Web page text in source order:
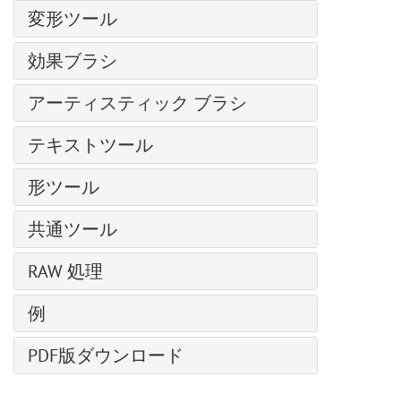
ブラシエディター: 楕円形
シャドウに関する効果
シャープ効果、二階調効果
様式化に関する効果
ディスト―ション
ぼかし効果
Points プラグイン
Enhancer プラグイン
Neon プラグイン
NatureArt プラグイン
LightShop プラグイン
HDRFactory プラグイン
AirBrush プラグイン
整列ツールのオプション
白黒による調整
ハイパス
レンズ補正
ノイズ
ページカール
ピクセル化
シャドウとハイライト
シャープ効果
テクスチャ塗りつぶし
二階調
内蔵 プラグイン
外部プラグイン
スプレーツール
再カラーブラシ
テクスチャブラシ
消しゴム
履歴ブラシ
塗りつぶし
グラデーションでの塗りつぶし
クローンスタンプ
カメレオン ブラシ
ぼかしツール
シャープツール
指先ツール
覆い焼きツール
焼きこみツール
調整ブラシ
スポットリムーバー
赤目除去
歯のホワイトニング
変形ツール
手前に変形
奥に変形
膨張変形
しわ変形
ねじり変形
変形再構成
効果ブラシ
フラッフィー ブラシ
ヘア ブラシ
ブリストル ブラシ
スレッド ブラシ
ベール ブラシ
スモーク ブラシ
スパークル ブラシ
エナジー ブラシ
アーティスティック ブラシ
油絵用ブラシ
ローラー
フェルトペン
チョーク
鉛筆(アーティスティック)
スプレー(アーティスティック)
指先ツール (アーティスティック)
テキストツール
テキストツール
パス上にテキスト ツール
形ツール
形の編集
形の塗りつぶし
ストローク
共通ツール
整列ツール
移動ツール
切り取りツール
遠近法の切り取り
変形
RAW 処理
全般設定
色調カーブ
ディテール
例
天候を変更
AliveColors で写真を白黒に変換する5つの方法
PDF版ダウンロード